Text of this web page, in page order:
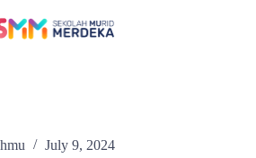
July 9, 2024